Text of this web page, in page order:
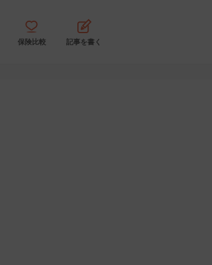
保険比較 記事を書く